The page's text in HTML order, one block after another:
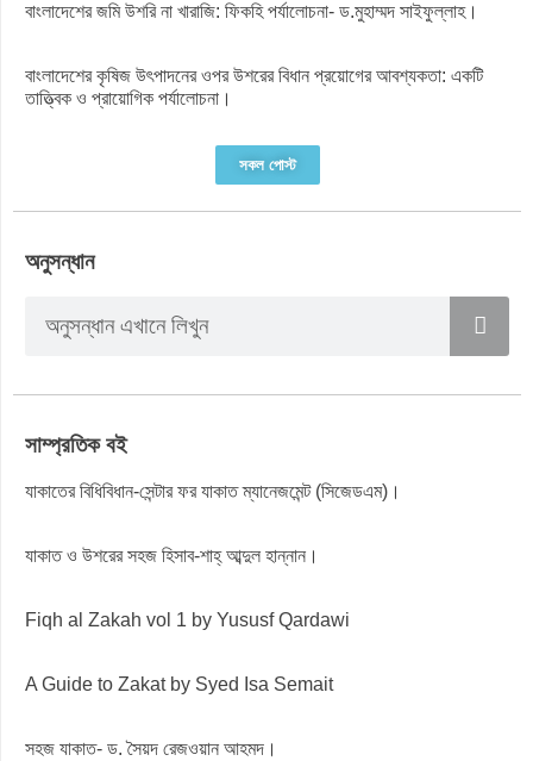
বাংলাদেশের জমি উশরি না খারাজি: ফিকহি পর্যালোচনা- ড.মুহাম্মদ সাইফুল্লাহ।
বাংলাদেশের কৃষিজ উৎপাদনের ওপর উশরের বিধান প্রয়োগের আবশ্যকতা: একটি
তাত্ত্বিক ও প্রায়োগিক পর্যালোচনা।
সকল পোস্ট
অনুসন্ধান
সাম্প্রতিক বই
যাকাতের বিধিবিধান-সেন্টার ফর যাকাত ম্যানেজমেন্ট (সিজেডএম)।
যাকাত ও উশরের সহজ হিসাব-শাহ্ আব্দুল হান্নান।
Fiqh al Zakah vol 1 by Yususf Qardawi
A Guide to Zakat by Syed Isa Semait
সহজ যাকাত- ড. সৈয়দ রেজওয়ান আহমদ।